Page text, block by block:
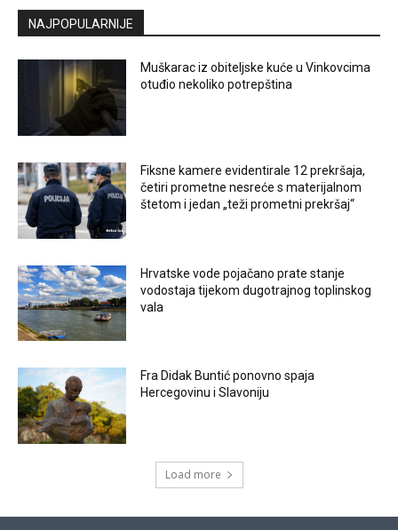
NAJPOPULARNIJE
Muškarac iz obiteljske kuće u Vinkovcima
otuđio nekoliko potrepština
Fiksne kamere evidentirale 12 prekršaja,
četiri prometne nesreće s materijalnom
štetom i jedan „teži prometni prekršaj“
Hrvatske vode pojačano prate stanje
vodostaja tijekom dugotrajnog toplinskog
vala
Fra Didak Buntić ponovno spaja
Hercegovinu i Slavoniju
Load more